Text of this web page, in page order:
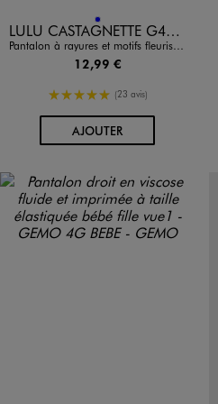
Disponible en 1 coloris
BLEU LULU CASTAGNETTE G4G D
Pantalon à rayures et motifs fleuris bébé fille - LuluCastagnette
12,99 €
5/5 de moyenne
(23 avis)
AJOUTERAU PANIER